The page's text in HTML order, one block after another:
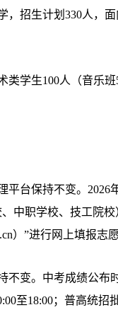
生计划330人，面
生100人（音乐班
保持不变。2026
中职学校、技工院
）”进行网上填报志
。中考成绩公布
至18:00；普高统